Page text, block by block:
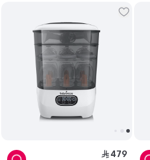
ê 479